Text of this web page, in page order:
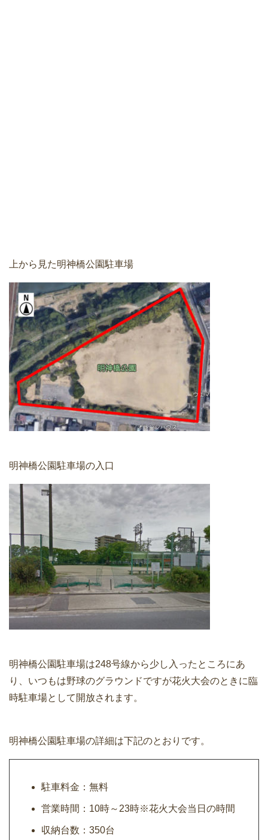
上から見た明神橋公園駐車場
明神橋公園駐車場の入口
明神橋公園駐車場は248号線から少し入ったところにあ
り、いつもは野球のグラウンドですが花火大会のときに臨
時駐車場として開放されます。
明神橋公園駐車場の詳細は下記のとおりです。
駐車料金：無料
営業時間：10時～23時※花火大会当日の時間
収納台数：350台